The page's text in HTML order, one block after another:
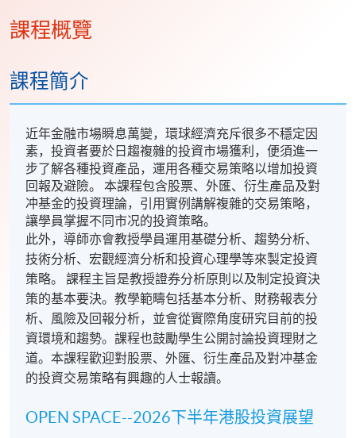
課程概覽
課程簡介
近年金融市場瞬息萬變，環球經濟充斥很多不穩定因
素，投資者要於日趨複雜的投資市場獲利，便須進一
步了解各種投資產品，運用各種交易策略以增加投資
回報及避險。 本課程包含股票、外匯、衍生產品及對
冲基金的投資理論，引用實例講解複雜的交易策略，
讓學員掌握不同市况的投資策略。
此外，導師亦會教授學員運用基礎分析、趨勢分析、
技術分析、宏觀經濟分析和投資心理學等來製定投資
策略。 課程主旨是教授證券分析原則以及制定投資決
策的基本要決。教學範疇包括基本分析、財務報表分
析、風險及回報分析，並會從實際角度研究目前的投
資環境和趨勢。課程也鼓勵學生公開討論投資理財之
道。本課程歡迎對股票、外匯、衍生產品及對冲基金
的投資交易策略有興趣的人士報讀。
OPEN SPACE--2026下半年港股投資展望